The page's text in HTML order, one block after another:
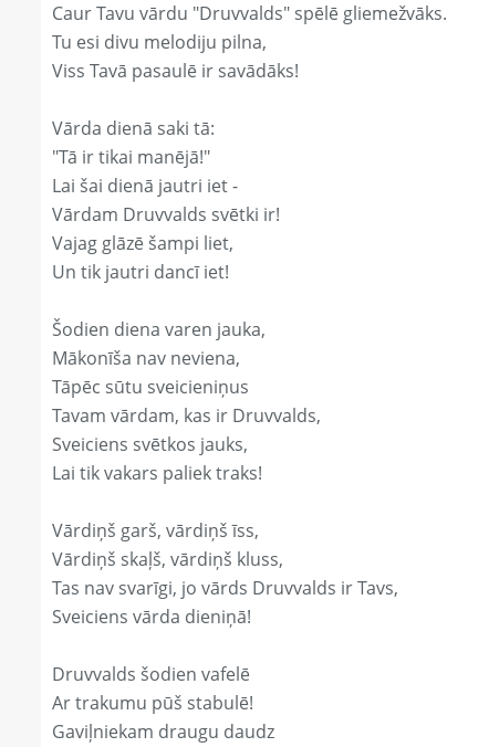
Caur Tavu vārdu "Druvvalds" spēlē gliemežvāks.
Tu esi divu melodiju pilna,
Viss Tavā pasaulē ir savādāks!
Vārda dienā saki tā:
"Tā ir tikai manējā!"
Lai šai dienā jautri iet -
Vārdam Druvvalds svētki ir!
Vajag glāzē šampi liet,
Un tik jautri dancī iet!
Šodien diena varen jauka,
Mākonīša nav neviena,
Tāpēc sūtu sveicieniņus
Tavam vārdam, kas ir Druvvalds,
Sveiciens svētkos jauks,
Lai tik vakars paliek traks!
Vārdiņš garš, vārdiņš īss,
Vārdiņš skaļš, vārdiņš kluss,
Tas nav svarīgi, jo vārds Druvvalds ir Tavs,
Sveiciens vārda dieniņā!
Druvvalds šodien vafelē
Ar trakumu pūš stabulē!
Gaviļniekam draugu daudz